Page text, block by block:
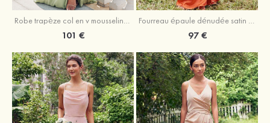
Robe trapèze col en v mousseline ras du sol robe de demoiselle d'honneur
101 €
Fourreau épaule dénudée satin extensible ras du sol robe de demoiselle d'honneur
97 €